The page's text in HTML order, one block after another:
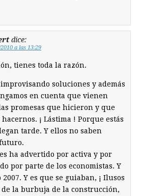
dice:
a las 13:29
tienes toda la razón.
improvisando soluciones y además
en cuenta que vienen
promesas que hicieron y que
¡ Lástima ! Porque estás
tarde. Y ellos no saben
ha advertido por activa y por
por parte de los economistas. Y
Y es que se guiaban, ¡ Ilusos
la burbuja de la construcción,